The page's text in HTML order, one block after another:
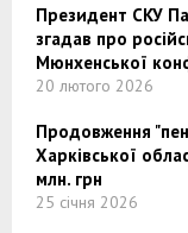
Президент СКУ
згадав про
Мюнхенської
20 лютого 2026
Продовження
Харківської
млн. грн
25 січня 2026